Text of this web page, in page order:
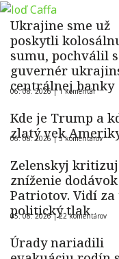
Ukrajine sme už
poskytli
sumu, pochválil
guvernér
centrálnej banky
06. 08. 2026 |1 komentár
Kde je Trump a
zlatý vek
06. 08. 2026 |5 komentárov
Zelenskyj
zníženie dodávok
Patriotov. Vidí za
politický tlak
05. 08. 2026 |22 komentárov
Úrady nariadili